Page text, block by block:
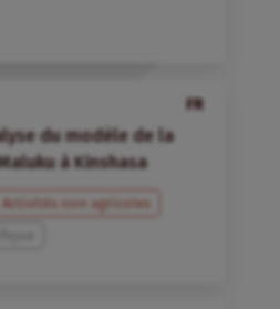
FR
du modèle de la
à Kinshasa
Activités non agricoles